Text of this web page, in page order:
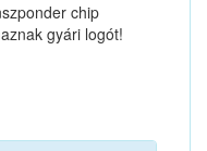
chip
gyári logót!